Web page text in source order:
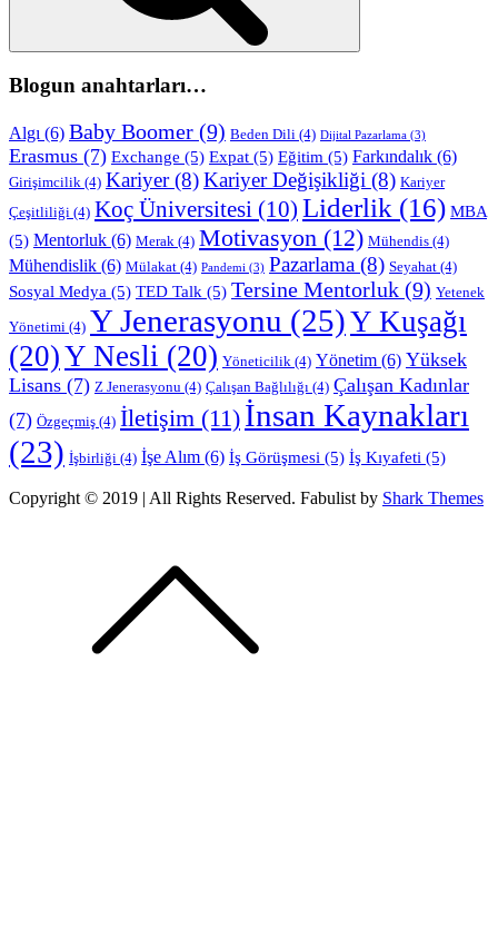
Blogun anahtarları…
Algı (6) Baby Boomer (9) Beden Dili (4) Dijital Pazarlama (3)
Erasmus (7) Exchange (5) Expat (5) Eğitim (5) Farkındalık (6)
Girişimcilik (4) Kariyer(8)Kariyer Değişikliği (8) Kariyer
Çeşitliliği (4) Koç Üniversitesi (10) Liderlik (16) MBA
(5) Mentorluk (6) Merak (4) Motivasyon (12) Mühendis (4)
Mühendislik (6) Mülakat (4) Pandemi (3) Pazarlama (8) Seyahat (4)
Sosyal Medya (5) TED Talk (5) Tersine Mentorluk (9) Yetenek
Yönetimi (4) Y Jenerasyonu (25)Y Kuşağı
(20)Y Nesli (20) Yöneticilik (4) Yönetim (6) Yüksek
Lisans (7) Z Jenerasyonu (4) Çalışan Bağlılığı (4) Çalışan Kadınlar
(7) Özgeçmiş (4) İletişim (11) İnsan Kaynakları
(23) İşbirliği (4) İşe Alım (6) İş Görüşmesi (5) İş Kıyafeti (5)
Copyright © 2019 | All Rights Reserved. Fabulist by Shark Themes